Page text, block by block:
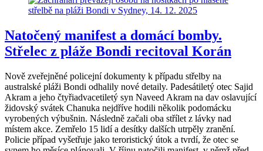
Natočený manifest a domácí bomby.
Střelec z pláže Bondi recitoval Korán
Nově zveřejněné policejní dokumenty k případu střelby na
australské pláži Bondi odhalily nové detaily. Padesátiletý otec Sajid
Akram a jeho čtyřiadvacetiletý syn Naveed Akram na dav oslavující
židovský svátek Chanuka nejdříve hodili několik podomácku
vyrobených výbušnin. Následně začali oba střílet z lávky nad
místem akce. Zemřelo 15 lidí a desítky dalších utrpěly zranění.
Policie případ vyšetřuje jako teroristický útok a tvrdí, že otec se